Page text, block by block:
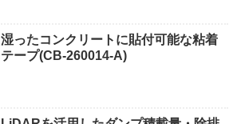
湿ったコンクリートに貼付可能な粘着
テープ(CB-260014-A)